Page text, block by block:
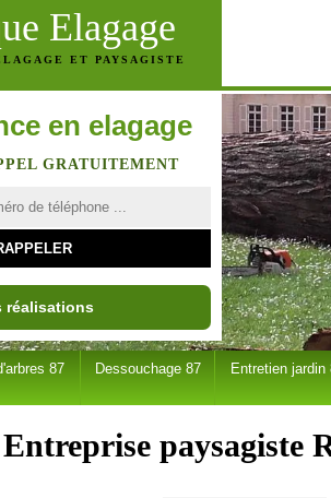
Elagage
ET PAYSAGISTE
en elagage
GRATUITEMENT
réalisations
87 Dessouchage 87 Entretien jardin
Entreprise paysagiste